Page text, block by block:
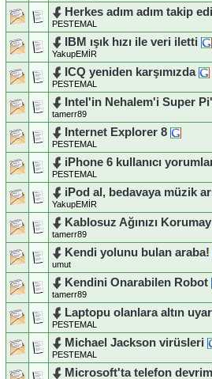
Herkes adım adım takip
PESTEMAL
IBM ışık hızı ile veri iletti
YakupEMİR
ICQ yeniden karşımızda
PESTEMAL
Intel'in Nehalem'i Super
tamerr89
Internet Explorer 8
PESTEMAL
iPhone 6 kullanıcı
PESTEMAL
iPod al, bedavaya müzik
YakupEMİR
Kablosuz Ağınızı
tamerr89
Kendi yolunu bulan araba!
umut
Kendini Onarabilen Robot
tamerr89
Laptopu olanlara altın
PESTEMAL
Michael Jackson virüsleri
PESTEMAL
Microsoft'ta telefon